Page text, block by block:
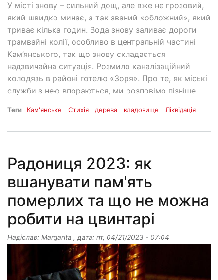
У місті знову – сильний дощ, але вже не грозовий,
який швидко минає, а так званий «обложний», який
триває кілька годин. Вода знову заливає дороги і
трамвайні колії, особливо в центральній частині
Кам’янського, так що знову складається
надзвичайна ситуація. Розмило каналізаційний
колодязь в районі готелю «Зоря». Про те, як міські
служби з нею впораються, ми розповімо пізніше.
Теги Кам'янське Стихія дерева кладовище Ліквідація
Радониця 2023: як
вшанувати пам'ять
померлих та що не можна
робити на цвинтарі
Надіслав: Margarita , дата: пт, 04/21/2023 - 07:04